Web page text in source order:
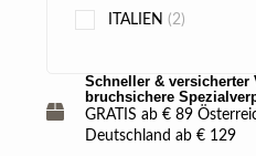
ITALIEN (2)
Schneller & versicherter
bruchsichere
GRATIS ab € 89
Deutschland ab € 129